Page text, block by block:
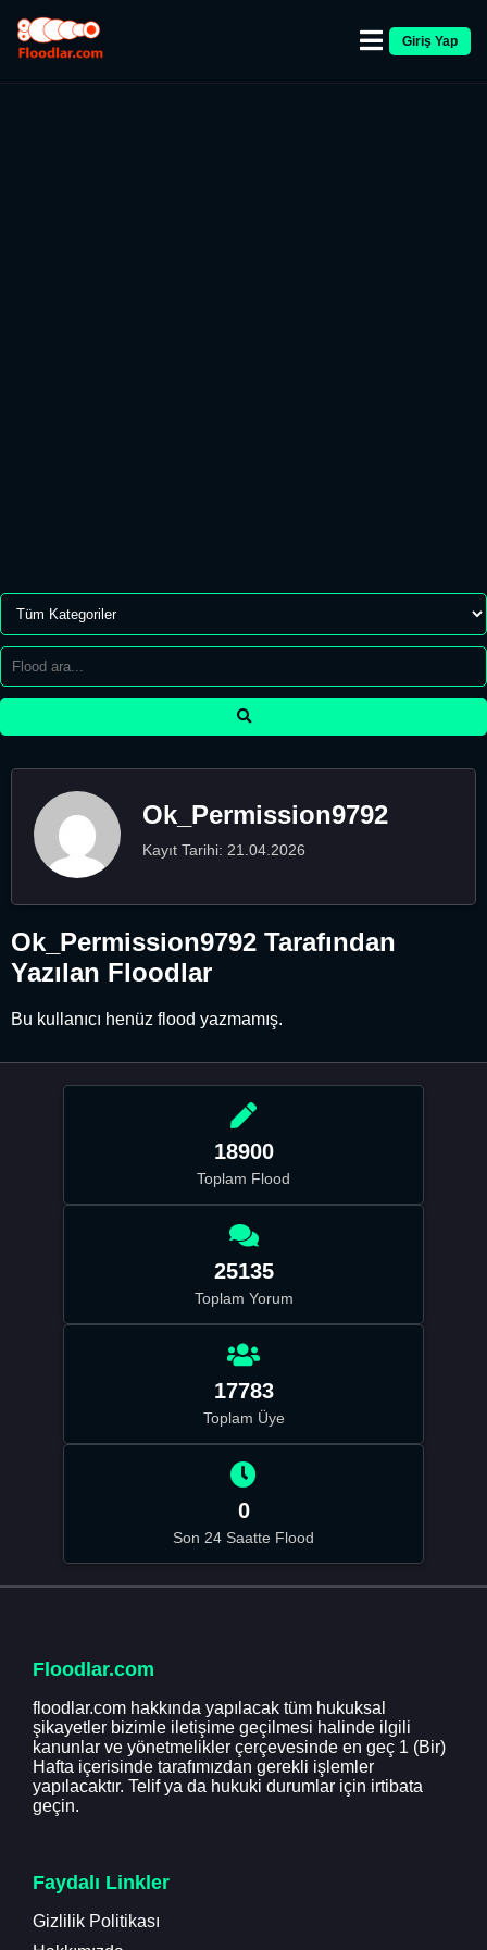
Giriş Yap
Ok_Permission9792
Kayıt Tarihi: 21.04.2026
Ok_Permission9792 Tarafından
Yazılan Floodlar
Bu kullanıcı henüz flood yazmamış.
18900
Toplam Flood
25135
Toplam Yorum
17783
Toplam Üye
0
Son 24 Saatte Flood
Floodlar.com
floodlar.com hakkında yapılacak tüm hukuksal
şikayetler bizimle iletişime geçilmesi halinde ilgili
kanunlar ve yönetmelikler çerçevesinde en geç 1 (Bir)
Hafta içerisinde tarafımızdan gerekli işlemler
yapılacaktır. Telif ya da hukuki durumlar için irtibata
geçin.
Faydalı Linkler
Gizlilik Politikası